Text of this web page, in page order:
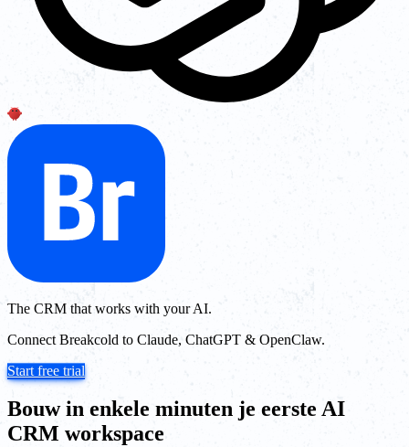
The CRM that works with your AI.
Connect Breakcold to Claude, ChatGPT & OpenClaw.
Start free trial
Bouw in enkele minuten je eerste AI
CRM workspace